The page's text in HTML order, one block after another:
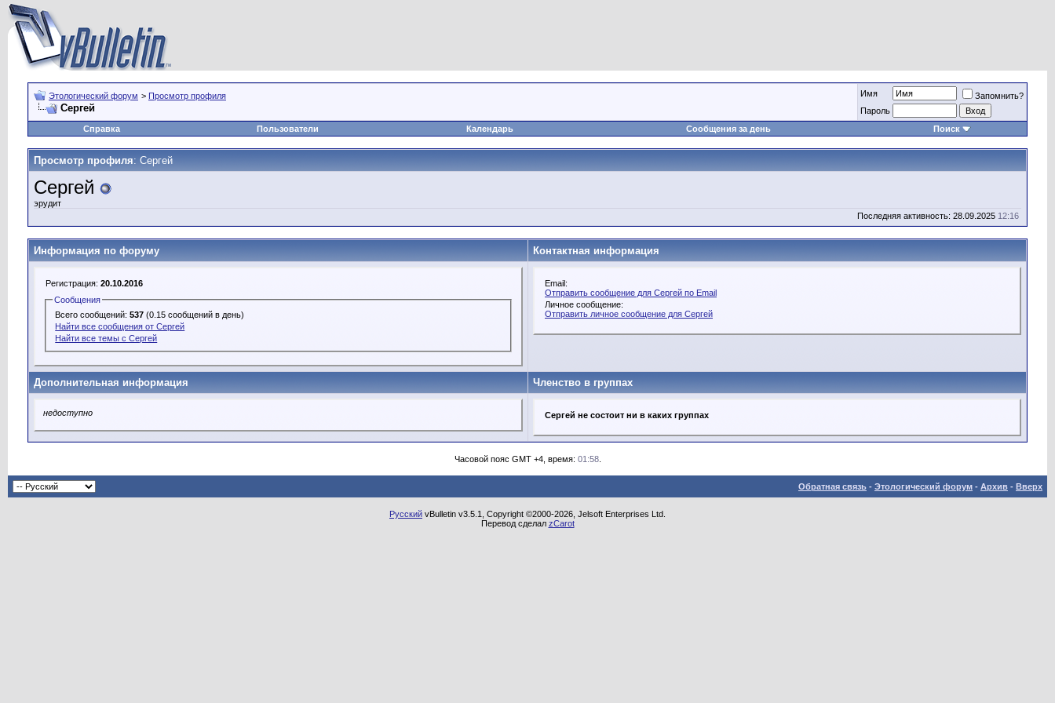
Этологический форум > Просмотр профиля
Сергей
Имя
Запомнить?
Пароль
Справка
Пользователи Календарь Сообщения за день Поиск
Просмотр профиля: Сергей
Сергей
эрудит
Последняя активность: 28.09.2025 12:16
Информация по форуму Контактная информация
Регистрация: 20.10.2016
Сообщения
Всего сообщений:537 (0.15 сообщений в день)
Найти все сообщения от Сергей
Найти все темы с Сергей
Email:
Отправить сообщение для Сергей по Email
Личное сообщение:
Отправить личное сообщение для Сергей
Дополнительная информация Членство в группах
недоступно Сергей не состоит ни в каких группах
Часовой пояс GMT +4, время: 01:58.
Обратная связь - Этологический форум - Архив - Вверх
Русский vBulletin v3.5.1, Copyright ©2000-2026, Jelsoft Enterprises Ltd.
Перевод сделал zCarot